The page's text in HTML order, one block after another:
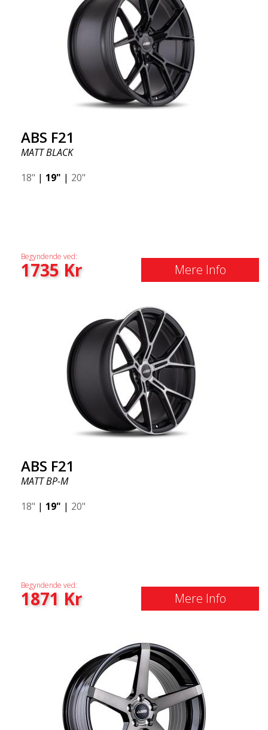
ABS F21
MATT BLACK
18" | 19" | 20"
Begyndende ved:
1735Kr Mere Info
ABS F21
MATT BP-M
18" | 19" | 20"
Begyndende ved:
1871 Kr Mere Info